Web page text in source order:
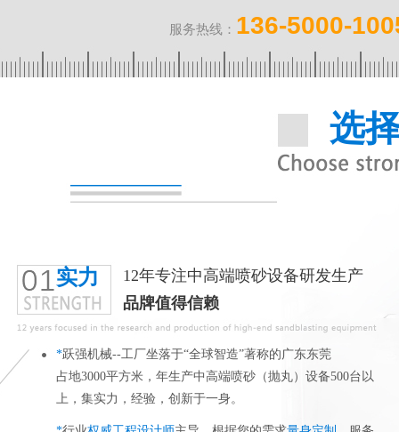
服务热线： 136-5000-
选
实力
12年专注中高端喷砂设备研发生产
品牌值得信赖
*跃强机械--工厂坐落于“全球智造”著称的广东东莞
占地3000平方米，年生产中高端喷砂（抛丸）设备500台以
上，集实力，经验，创新于一身。